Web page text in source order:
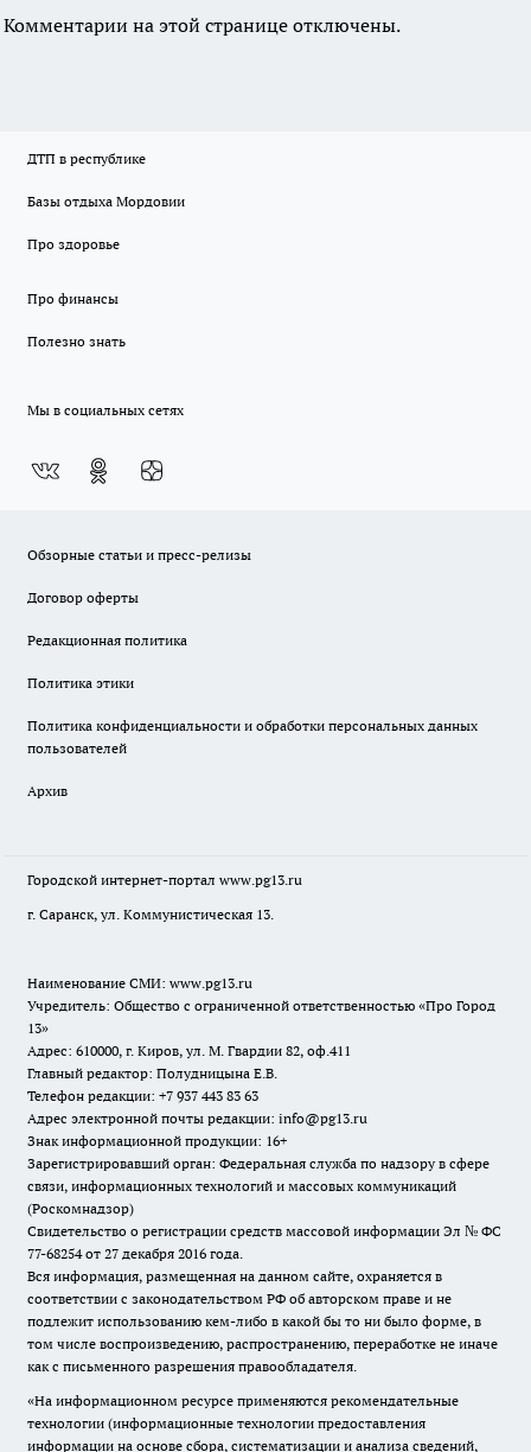
Комментарии на этой странице отключены.
ДТП в республике
Базы отдыха Мордовии
Про здоровье
Про финансы
Полезно знать
Мы в социальных сетях
Обзорные статьи и пресс-релизы
Договор оферты
Редакционная политика
Политика этики
Политика конфиденциальности и обработки персональных данных
пользователей
Архив
Городской интернет-портал www.pg13.ru
г. Саранск, ул. Коммунистическая 13.
Наименование СМИ: www.pg13.ru
Учредитель: Общество с ограниченной ответственностью «Про Город
13»
Адрес: 610000, г. Киров, ул. М. Гвардии 82, оф.411
Главный редактор: Полудницына Е.В.
Телефон редакции: +7 937 443 83 63
Адрес электронной почты редакции: info@pg13.ru
Знак информационной продукции: 16+
Зарегистрировавший орган: Федеральная служба по надзору в сфере
связи, информационных технологий и массовых коммуникаций
(Роскомнадзор)
Свидетельство о регистрации средств массовой информации Эл № ФС
77-68254 от 27 декабря 2016 года.
Вся информация, размещенная на данном сайте, охраняется в
соответствии с законодательством РФ об авторском праве и не
подлежит использованию кем-либо в какой бы то ни было форме, в
том числе воспроизведению, распространению, переработке не иначе
как с письменного разрешения правообладателя.
«На информационном ресурсе применяются рекомендательные
технологии (информационные технологии предоставления
информации на основе сбора, систематизации и анализа сведений,